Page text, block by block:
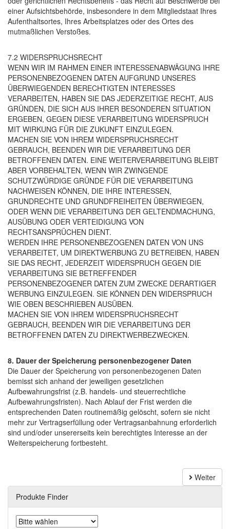
einer Aufsichtsbehörde, insbesondere in dem Mitgliedstaat Ihres
Aufenthaltsortes, Ihres Arbeitsplatzes oder des Ortes des
mutmaßlichen Verstoßes.
7.2 WIDERSPRUCHSRECHT
WENN WIR IM RAHMEN EINER INTERESSENABWÄGUNG IHRE
PERSONENBEZOGENEN DATEN AUFGRUND UNSERES
ÜBERWIEGENDEN BERECHTIGTEN INTERESSES
VERARBEITEN, HABEN SIE DAS JEDERZEITIGE RECHT, AUS
GRÜNDEN, DIE SICH AUS IHRER BESONDEREN SITUATION
ERGEBEN, GEGEN DIESE VERARBEITUNG WIDERSPRUCH
MIT WIRKUNG FÜR DIE ZUKUNFT EINZULEGEN.
MACHEN SIE VON IHREM WIDERSPRUCHSRECHT
GEBRAUCH, BEENDEN WIR DIE VERARBEITUNG DER
BETROFFENEN DATEN. EINE WEITERVERARBEITUNG BLEIBT
ABER VORBEHALTEN, WENN WIR ZWINGENDE
SCHUTZWÜRDIGE GRÜNDE FÜR DIE VERARBEITUNG
NACHWEISEN KÖNNEN, DIE IHRE INTERESSEN,
GRUNDRECHTE UND GRUNDFREIHEITEN ÜBERWIEGEN,
ODER WENN DIE VERARBEITUNG DER GELTENDMACHUNG,
AUSÜBUNG ODER VERTEIDIGUNG VON
RECHTSANSPRÜCHEN DIENT.
WERDEN IHRE PERSONENBEZOGENEN DATEN VON UNS
VERARBEITET, UM DIREKTWERBUNG ZU BETREIBEN, HABEN
SIE DAS RECHT, JEDERZEIT WIDERSPRUCH GEGEN DIE
VERARBEITUNG SIE BETREFFENDER
PERSONENBEZOGENER DATEN ZUM ZWECKE DERARTIGER
WERBUNG EINZULEGEN. SIE KÖNNEN DEN WIDERSPRUCH
WIE OBEN BESCHRIEBEN AUSÜBEN.
MACHEN SIE VON IHREM WIDERSPRUCHSRECHT
GEBRAUCH, BEENDEN WIR DIE VERARBEITUNG DER
BETROFFENEN DATEN ZU DIREKTWERBEZWECKEN.
8. Dauer der Speicherung personenbezogener Daten
Die Dauer der Speicherung von personenbezogenen Daten
bemisst sich anhand der jeweiligen gesetzlichen
Aufbewahrungsfrist (z.B. handels- und steuerrechtliche
Aufbewahrungsfristen). Nach Ablauf der Frist werden die
entsprechenden Daten routinemäßig gelöscht, sofern sie nicht
mehr zur Vertragserfüllung oder Vertragsanbahnung erforderlich
sind und/oder unsererseits kein berechtigtes Interesse an der
Weiterspeicherung fortbesteht.
Weiter
Produkte Finder